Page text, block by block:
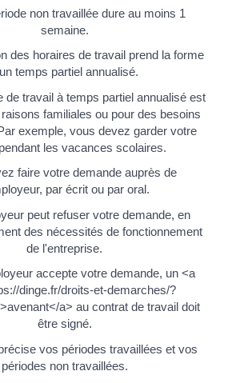
non travaillée dure au moins 1
semaine.
des horaires de travail prend la forme
temps partiel annualisé.
de travail à temps partiel annualisé est
familiales ou pour des besoins
exemple, vous devez garder votre
les vacances scolaires.
faire votre demande auprès de
par écrit ou par oral.
peut refuser votre demande, en
des nécessités de fonctionnement
de l'entreprise.
accepte votre demande, un <a
dinge.fr/droits-et-demarches/?
a> au contrat de travail doit
être signé.
vos périodes travaillées et vos
périodes non travaillées.